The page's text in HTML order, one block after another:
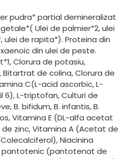
pudra* partial demineralizat
Ulei de palmier*2, ulei
ulei de rapita*). Proteina din
din ulei de peste.
Clorura de potasiu,
de colina, Clorura de
C(L-acid ascorbic, L-
6), L-triptofan, Culturi de
B. bifidum, B. infantis, B.
Vitamina E (DL-alfa acetat
zinc, Vitamina A (Acetat de
Niacinina
pantotenic (pantotenat de